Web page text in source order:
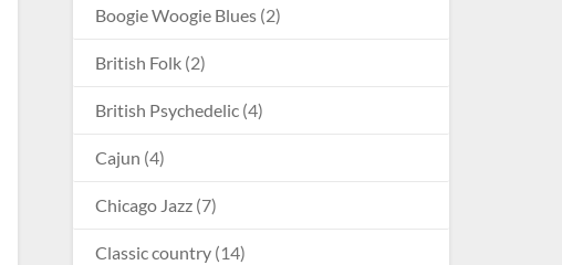
Boogie Woogie Blues (2)
British Folk (2)
British Psychedelic (4)
Cajun (4)
Chicago Jazz (7)
Classic country (14)